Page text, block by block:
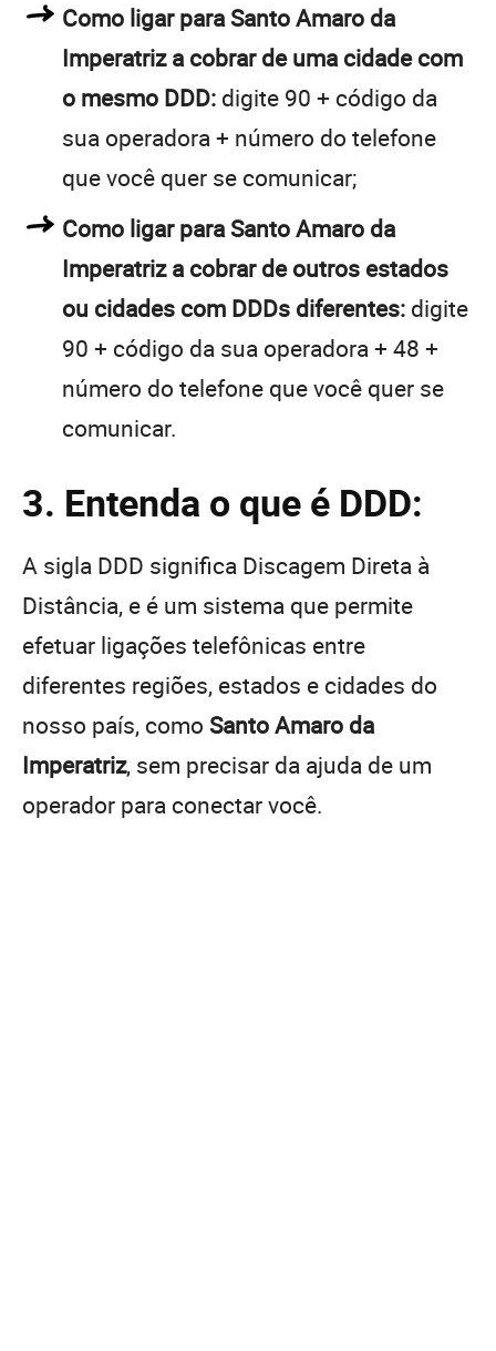
Como ligar para Santo Amaro da
Imperatriz a cobrar de uma cidade com
o mesmo DDD: digite 90 + código da
sua operadora + número do telefone
que você quer se comunicar;
Como ligar para Santo Amaro da
Imperatriz a cobrar de outros estados
ou cidades com DDDs diferentes: digite
90 + código da sua operadora + 48 +
número do telefone que você quer se
comunicar.
3. Entenda o que é DDD:
A sigla DDD significa Discagem Direta à
Distância, e é um sistema que permite
efetuar ligações telefônicas entre
diferentes regiões, estados e cidades do
nosso país, como Santo Amaro da
Imperatriz, sem precisar da ajuda de um
operador para conectar você.